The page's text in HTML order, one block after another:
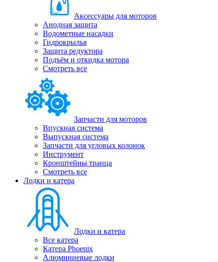
Аксессуары для моторов
Анодная защита
Водометные насадки
Гидрокрылья
Защита редуктора
Подъём и откидка мотора
Смотреть все
Запчасти для моторов
Впускная система
Выпускная система
Запчасти для угловых колонок
Инструмент
Кронштейны транца
Смотреть все
Лодки и катера
Лодки и катера
Все катера
Катера Phoenix
Алюминиевые лодки